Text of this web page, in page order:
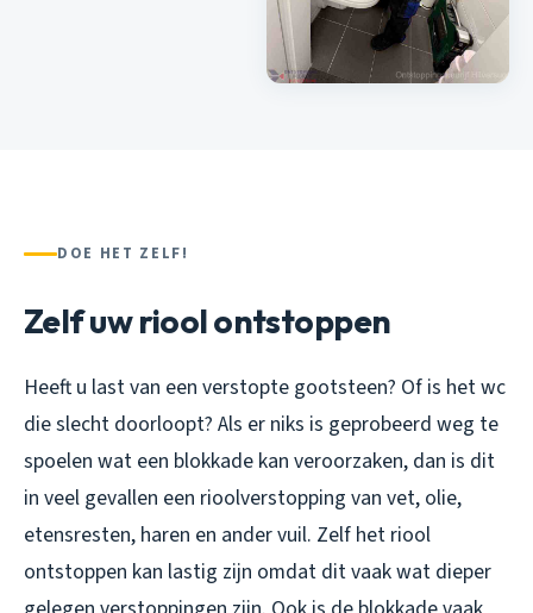
DOE HET ZELF!
Zelf uw riool ontstoppen
Heeft u last van een verstopte gootsteen? Of is het wc
die slecht doorloopt? Als er niks is geprobeerd weg te
spoelen wat een blokkade kan veroorzaken, dan is dit
in veel gevallen een rioolverstopping van vet, olie,
etensresten, haren en ander vuil. Zelf het riool
ontstoppen kan lastig zijn omdat dit vaak wat dieper